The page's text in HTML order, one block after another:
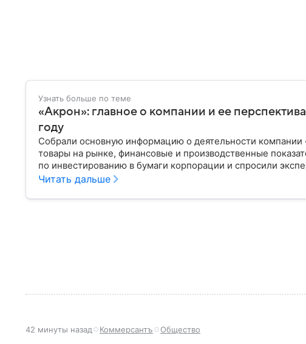
Узнать больше по теме
«Акрон»: главное о компании и ее
году
Собрали основную информацию о деятельности компании
товары на рынке, финансовые и производственные
по инвестированию в бумаги корпорации и спросили
ее акциями в 2024 году.
Читать дальше
42 минуты назад Коммерсантъ Общество